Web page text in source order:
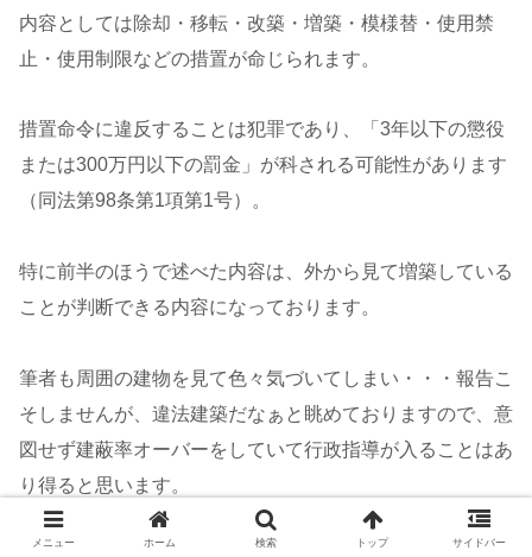
内容としては除却・移転・改築・増築・模様替・使用禁
止・使用制限などの措置が命じられます。
措置命令に違反することは犯罪であり、「3年以下の懲役
または300万円以下の罰金」が科される可能性があります
（同法第98条第1項第1号）。
特に前半のほうで述べた内容は、外から見て増築している
ことが判断できる内容になっております。
筆者も周囲の建物を見て色々気づいてしまい・・・報告こ
そしませんが、違法建築だなぁと眺めておりますので、意
図せず建蔽率オーバーをしていて行政指導が入ることはあ
り得ると思います。
メニュー ホーム 検索 トップ サイドバー